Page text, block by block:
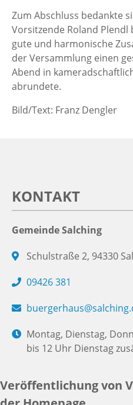
Zum Abschluss bedankte
Vorsitzende Roland
gute und harmonische
der Versammlung einen
Abend in
abrundete.
Bild/Text: Franz Dengler
KONTAKT
Gemeinde Salching
Schulstraße 2, 94330
09426 381
Montag, Dienstag,
bis 12 Uhr Dienstag
Veröffentlichung von